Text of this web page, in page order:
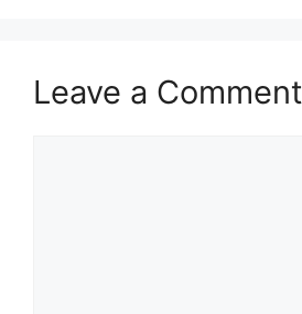
Leave a Comment